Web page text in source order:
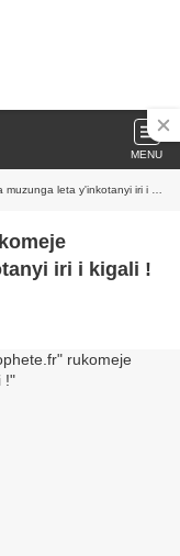
MENU
leta y'inkotanyi iri i kigali !
iri i kigali !